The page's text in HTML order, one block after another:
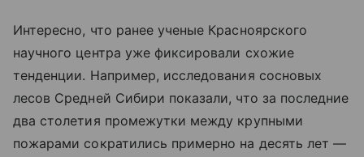
Интересно, что ранее ученые Красноярского
научного центра уже фиксировали схожие
тенденции. Например, исследования сосновых
лесов Средней Сибири показали, что за последние
два столетия промежутки между крупными
пожарами сократились примерно на десять лет —